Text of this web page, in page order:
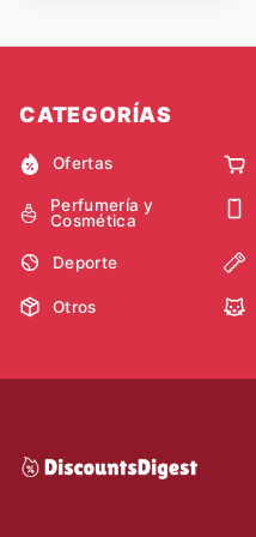
CATEGORÍAS
Ofertas
Perfumería y
Cosmética
Deporte
Otros